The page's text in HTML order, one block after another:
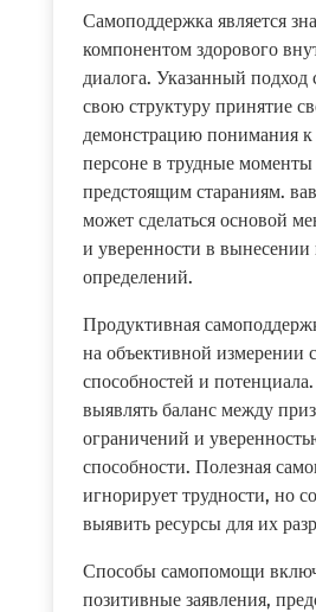
Самоподдержка является
компонентом здорового
диалога. Указанный подход
свою структуру принятие
демонстрацию понимания к
персоне в трудные
предстоящим стараниям.
может сделаться основой
и уверенности в
определений.
Продуктивная
на объективной измерении
способностей и
выявлять баланс между
ограничений и
способности. Полезная
игнорирует трудности, но
выявить ресурсы для их
Способы самопомощи
позитивные заявления,